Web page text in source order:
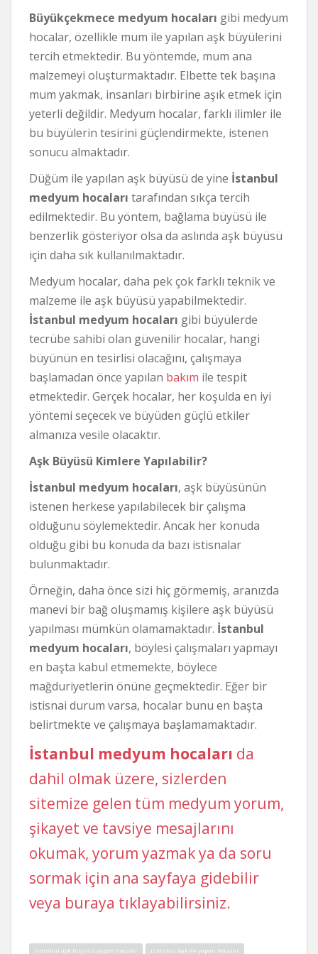
Büyükçekmece medyum hocaları gibi medyum
hocalar, özellikle mum ile yapılan aşk büyülerini
tercih etmektedir. Bu yöntemde, mum ana
malzemeyi oluşturmaktadır. Elbette tek başına
mum yakmak, insanları birbirine aşık etmek için
yeterli değildir. Medyum hocalar, farklı ilimler ile
bu büyülerin tesirini güçlendirmekte, istenen
sonucu almaktadır.
Düğüm ile yapılan aşk büyüsü de yine İstanbul
medyum hocaları tarafından sıkça tercih
edilmektedir. Bu yöntem, bağlama büyüsü ile
benzerlik gösteriyor olsa da aslında aşk büyüsü
için daha sık kullanılmaktadır.
Medyum hocalar, daha pek çok farklı teknik ve
malzeme ile aşk büyüsü yapabilmektedir.
İstanbul medyum hocaları gibi büyülerde
tecrübe sahibi olan güvenilir hocalar, hangi
büyünün en tesirlisi olacağını, çalışmaya
başlamadan önce yapılan bakım ile tespit
etmektedir. Gerçek hocalar, her koşulda en iyi
yöntemi seçecek ve büyüden güçlü etkiler
almanıza vesile olacaktır.
Aşk Büyüsü Kimlere Yapılabilir?
İstanbul medyum hocaları, aşk büyüsünün
istenen herkese yapılabilecek bir çalışma
olduğunu söylemektedir. Ancak her konuda
olduğu gibi bu konuda da bazı istisnalar
bulunmaktadır.
Örneğin, daha önce sizi hiç görmemiş, aranızda
manevi bir bağ oluşmamış kişilere aşk büyüsü
yapılması mümkün olamamaktadır. İstanbul
medyum hocaları, böylesi çalışmaları yapmayı
en başta kabul etmemekte, böylece
mağduriyetlerin önüne geçmektedir. Eğer bir
istisnai durum varsa, hocalar bunu en başta
belirtmekte ve çalışmaya başlamamaktadır.
İstanbul medyum hocaları da
dahil olmak üzere, sizlerden
sitemize gelen tüm medyum yorum,
şikayet ve tavsiye mesajlarını
okumak, yorum yazmak ya da soru
sormak için ana sayfaya gidebilir
veya buraya tıklayabilirsiniz.
istanbul aşk büyüsü yapan hocalar istanbul bakım yapan hocalar